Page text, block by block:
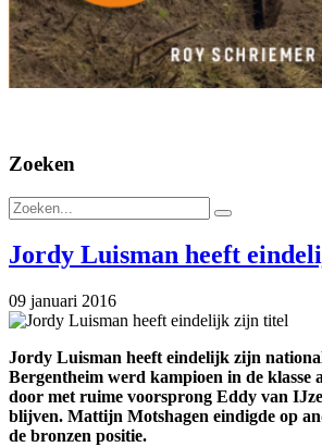
Zoeken
Jordy Luisman heeft
09 januari 2016
Jordy Luisman heeft eindelijk zijn
Bergentheim werd kampioen in de klasse
door met ruime voorsprong Eddy van
blijven. Mattijn Motshagen eindigde op
de bronzen positie.